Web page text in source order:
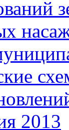
2013